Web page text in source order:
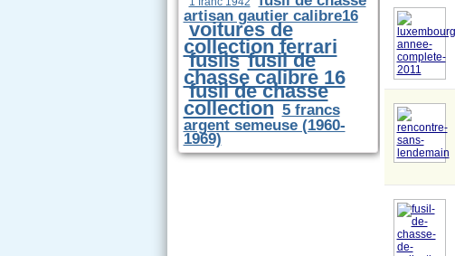
artisan gautier calibre16
voitures de
collection ferrari
fusils fusil de
chasse calibre 16
fusil de chasse
collection 5 francs
argent semeuse (1960-
1969)